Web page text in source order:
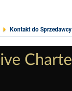
Kontakt do Sprzedawcy